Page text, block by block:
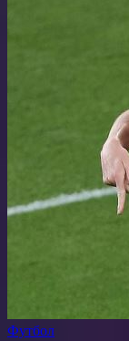
Футбол